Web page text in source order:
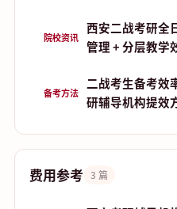
院校资讯
西安二战考研全
管理 + 分层教学
备考方法
二战考生备考效
研辅导机构提效
费用参考 3 篇